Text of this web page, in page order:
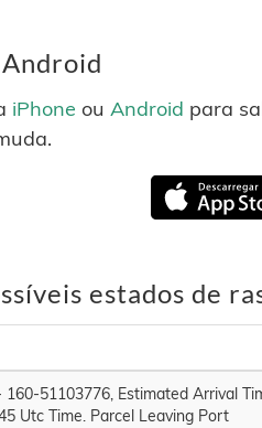
iPhone ou Android para
estados de
51103776, Estimated Arrival
Utc Time. Parcel Leaving Port